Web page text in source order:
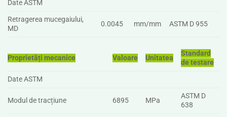
Date ASTM
Retragerea mucegaiului,
MD
0.0045 mm/mm ASTM D 955
Proprietăți mecanice Valoare Unitatea
Standard
de testare
Date ASTM
Modul de tracțiune 6895 MPa
ASTM D
638